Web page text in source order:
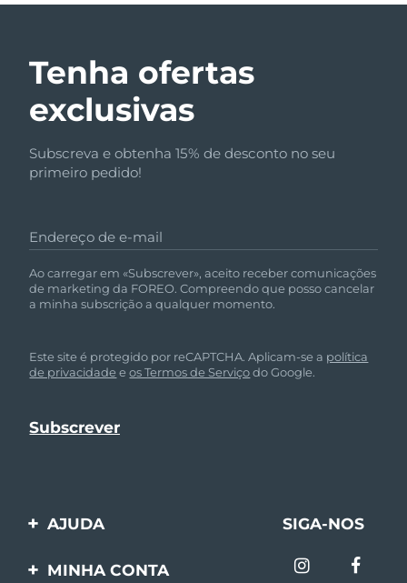
Tenha ofertas
exclusivas
Subscreva e obtenha 15% de desconto no seu
primeiro pedido!
Endereço de e-mail
Ao carregar em «Subscrever», aceito receber comunicações
de marketing da FOREO. Compreendo que posso cancelar
a minha subscrição a qualquer momento.
Este site é protegido por reCAPTCHA. Aplicam-se a política
de privacidade eos Termos de Serviçodo Google.
AJUDA
Entre em contato
SIGA-NOS
MINHA CONTA